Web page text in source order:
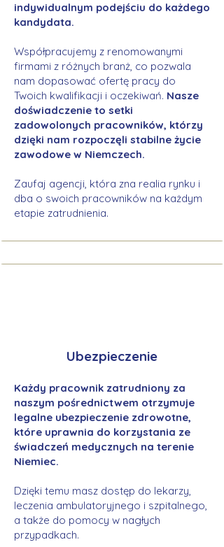
indywidualnym podejściu do każdego
kandydata.
Współpracujemy z renomowanymi
firmami z różnych branż, co pozwala
nam dopasować ofertę pracy do
Twoich kwalifikacji i oczekiwań. Nasze
doświadczenie to setki
zadowolonych pracowników, którzy
dzięki nam rozpoczęli stabilne życie
zawodowe w Niemczech.
Zaufaj agencji, która zna realia rynku i
dba o swoich pracowników na każdym
etapie zatrudnienia.
Ubezpieczenie
Każdy pracownik zatrudniony za
naszym pośrednictwem otrzymuje
legalne ubezpieczenie zdrowotne,
które uprawnia do korzystania ze
świadczeń medycznych na terenie
Niemiec.
Dzięki temu masz dostęp do lekarzy,
leczenia ambulatoryjnego i szpitalnego,
a także do pomocy w nagłych
przypadkach.